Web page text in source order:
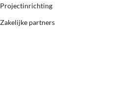
Projectinrichting
Zakelijke partners